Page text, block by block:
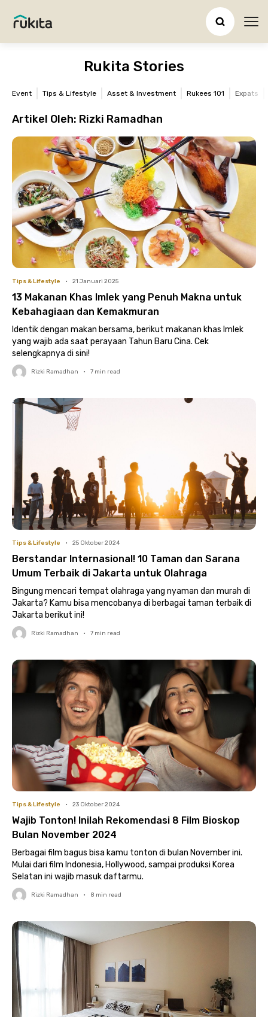
Rukita Stories
Event Tips & Lifestyle Asset & Investment Rukees 101 Expats
Artikel Oleh: Rizki Ramadhan
Tips & Lifestyle • 21 Januari 2025
13 Makanan Khas Imlek yang Penuh Makna untuk
Kebahagiaan dan Kemakmuran
Identik dengan makan bersama, berikut makanan khas Imlek
yang wajib ada saat perayaan Tahun Baru Cina. Cek
selengkapnya di sini!
Rizki Ramadhan • 7 min read
Tips & Lifestyle • 25 Oktober 2024
Berstandar Internasional! 10 Taman dan Sarana
Umum Terbaik di Jakarta untuk Olahraga
Bingung mencari tempat olahraga yang nyaman dan murah di
Jakarta? Kamu bisa mencobanya di berbagai taman terbaik di
Jakarta berikut ini!
Rizki Ramadhan • 7 min read
Tips & Lifestyle • 23 Oktober 2024
Wajib Tonton! Inilah Rekomendasi 8 Film Bioskop
Bulan November 2024
Berbagai film bagus bisa kamu tonton di bulan November ini.
Mulai dari film Indonesia, Hollywood, sampai produksi Korea
Selatan ini wajib masuk daftarmu.
Rizki Ramadhan • 8 min read